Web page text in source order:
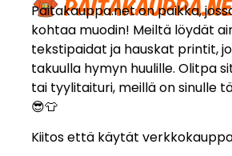
Paitakauppa.net on paikka,
kohtaa muodin! Meiltä löydät
tekstipaidat ja hauskat printit,
takuulla hymyn huulille. Olitpa
tai tyylitaituri, meillä on sinulle
😎👕
Kiitos että käytät